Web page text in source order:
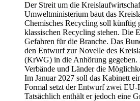
Der Streit um die
Umweltministerium baut das
Chemisches Recycling soll künftig
klassischen Recycling stehen. Die
Gefahren für die Branche. Das
den Entwurf zur Novelle des
(KrWG) in die Anhörung gegeben.
Verbände und Länder die
Im Januar 2027 soll das Kabinett
Formal setzt der Entwurf zwei EU-
Tatsächlich enthält er jedoch eine